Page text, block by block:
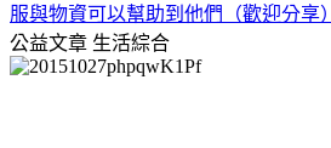
服與物資可以幫助到他們（歡迎分享）
公益文章 生活綜合